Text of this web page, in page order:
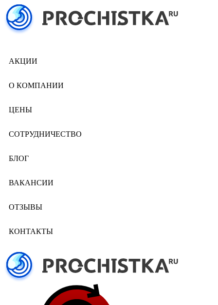
АКЦИИ
О КОМПАНИИ
ЦЕНЫ
СОТРУДНИЧЕСТВО
БЛОГ
ВАКАНСИИ
ОТЗЫВЫ
КОНТАКТЫ